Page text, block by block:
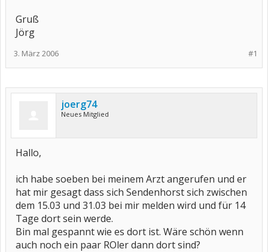
Gruß
Jörg
#1
3. März 2006
joerg74
Neues Mitglied
Hallo,
ich habe soeben bei meinem Arzt angerufen und er
hat mir gesagt dass sich Sendenhorst sich zwischen
dem 15.03 und 31.03 bei mir melden wird und für 14
Tage dort sein werde.
Bin mal gespannt wie es dort ist. Wäre schön wenn
auch noch ein paar ROler dann dort sind?